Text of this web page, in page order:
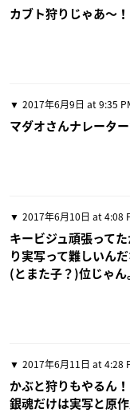
カブト狩りじゃあ〜
2017年6月9日 at 9:35
マダオさんナレータ
2017年6月10日 at 4:08
キービジュ頑張って
り実写って難しいん
(とまた子？)位じゃん
2017年6月11日 at 4:28
かぶと狩りもやるん
銀魂だけは実写と原